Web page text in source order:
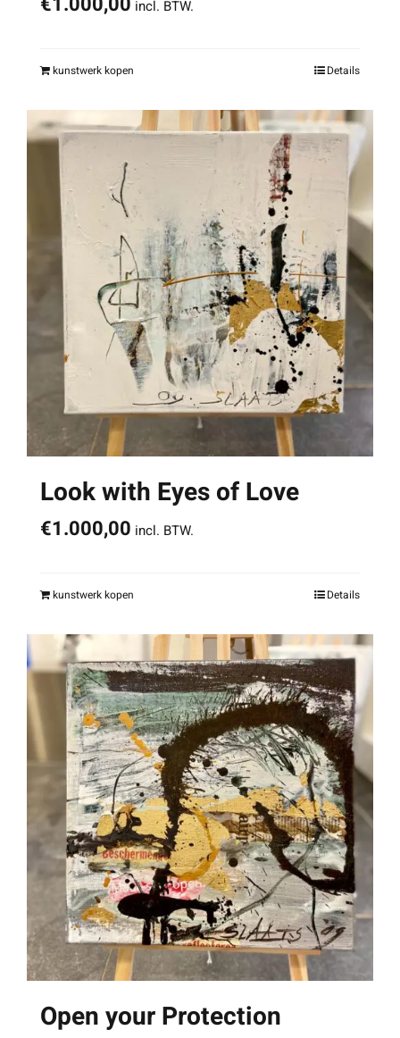
incl. BTW.
kunstwerk kopen Details
Look with Eyes of Love
€1.000,00 incl. BTW.
kunstwerk kopen Details
Open your Protection